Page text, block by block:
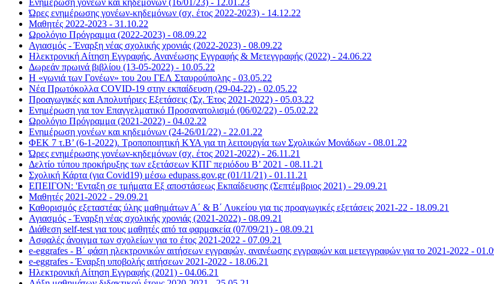
Ώρες ενημέρωσης γονέων-κηδεμόνων (σχ. έτος 2022-2023) - 14.12.22
Μαθητές 2022-2023 - 31.10.22
Ωρολόγιο Πρόγραμμα (2022-2023) - 08.09.22
Αγιασμός - Έναρξη νέας σχολικής χρονιάς (2022-2023) - 08.09.22
Ηλεκτρονική Αίτηση Εγγραφής, Ανανέωσης Εγγραφής & Μετεγγραφής (2022) - 24.06.22
Δωρεάν πρωινά βιβλίου (13-05-2022) - 10.05.22
Η «γωνιά των Γονέων» του 2ου ΓΕΛ Σταυρούπολης - 03.05.22
Νέα Πρωτόκολλα COVID-19 στην εκπαίδευση (29-04-22) - 02.05.22
Προαγωγικές και Απολυτήριες Εξετάσεις (Σχ. Έτος 2021-2022) - 05.03.22
Ενημέρωση για τον Επαγγελματικό Προσανατολισμό (06/02/22) - 05.02.22
Ωρολόγιο Πρόγραμμα (2021-2022) - 04.02.22
Ενημέρωση γονέων και κηδεμόνων (24-26/01/22) - 22.01.22
ΦΕΚ 7 τ.Β’ (6-1-2022). Τροποποιητική ΚΥΑ για τη λειτουργία των Σχολικών Μονάδων - 08.01.22
Ώρες ενημέρωσης γονέων-κηδεμόνων (σχ. έτος 2021-2022) - 26.11.21
Δελτίο τύπου προκήρυξης των εξετάσεων ΚΠΓ περιόδου Β’ 2021 - 08.11.21
Σχολική Κάρτα (για Covid19) μέσω edupass.gov.gr (01/11/21) - 01.11.21
ΕΠΕΙΓΟΝ: 'Ενταξη σε τμήματα Εξ αποστάσεως Εκπαίδευσης (Σεπτέμβριος 2021) - 29.09.21
Μαθητές 2021-2022 - 29.09.21
Καθορισμός εξεταστέας ύλης μαθημάτων Α΄ & Β΄ Λυκείου για τις προαγωγικές εξετάσεις 2021-22 - 18.09.21
Αγιασμός - Έναρξη νέας σχολικής χρονιάς (2021-2022) - 08.09.21
Διάθεση self-test για τους μαθητές από τα φαρμακεία (07/09/21) - 08.09.21
Ασφαλές άνοιγμα των σχολείων για το έτος 2021-2022 - 07.09.21
e-eggrafes - Β΄ φάση ηλεκτρονικών αιτήσεων εγγραφών, ανανέωσης εγγραφών και μετεγγραφών για το 2021-2022 -
e-eggrafes - Έναρξη υποβολής αιτήσεων 2021-2022 - 18.06.21
Ηλεκτρονική Αίτηση Εγγραφής (2021) - 04.06.21